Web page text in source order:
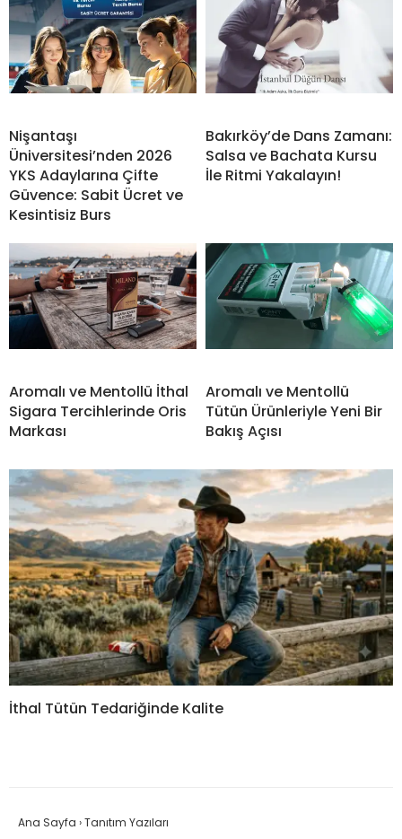
Nişantaşı
Üniversitesi’nden 2026
YKS Adaylarına Çifte
Güvence: Sabit Ücret ve
Kesintisiz Burs
Bakırköy’de Dans Zamanı:
Salsa ve Bachata Kursu
İle Ritmi Yakalayın!
Aromalı ve Mentollü İthal
Sigara Tercihlerinde Oris
Markası
Aromalı ve Mentollü
Tütün Ürünleriyle Yeni Bir
Bakış Açısı
İthal Tütün Tedariğinde Kalite
Ana Sayfa ›Tanıtım Yazıları